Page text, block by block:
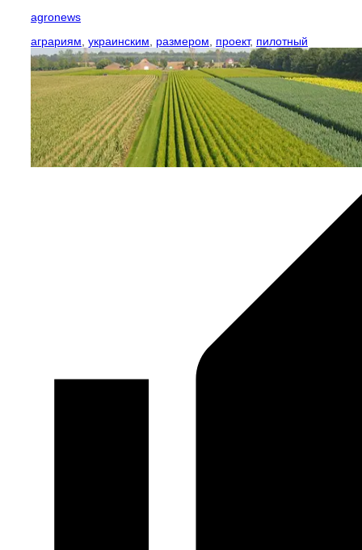
agronews
аграриям украинским размером проект, пилотный